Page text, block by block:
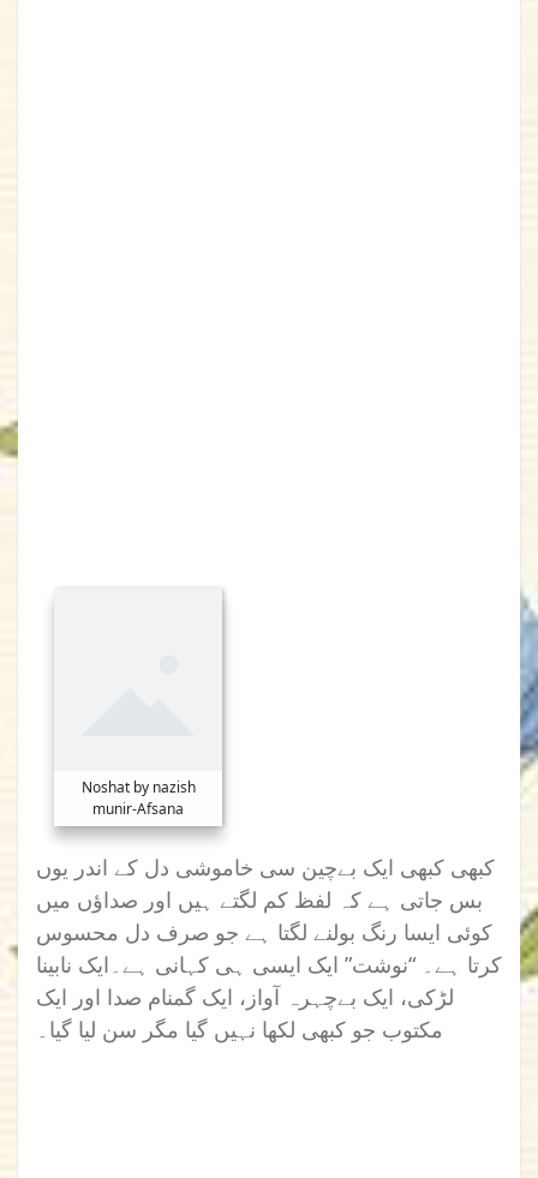
Noshat by nazish
munir-Afsana
کبھی کبھی ایک بےچین سی خاموشی دل کے اندر یوں
بس جاتی ہے کہ لفظ کم لگتے ہیں اور صداؤں میں
کوئی ایسا رنگ بولنے لگتا ہے جو صرف دل محسوس
کرتا ہے۔ “نوشت” ایک ایسی ہی کہانی ہے۔ایک نابینا
لڑکی، ایک بےچہرہ آواز، ایک گمنام صدا اور ایک
مکتوب جو کبھی لکھا نہیں گیا مگر سن لیا گیا۔